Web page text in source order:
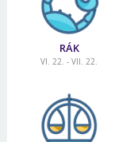
RÁK
VI. 22. - VII. 22.